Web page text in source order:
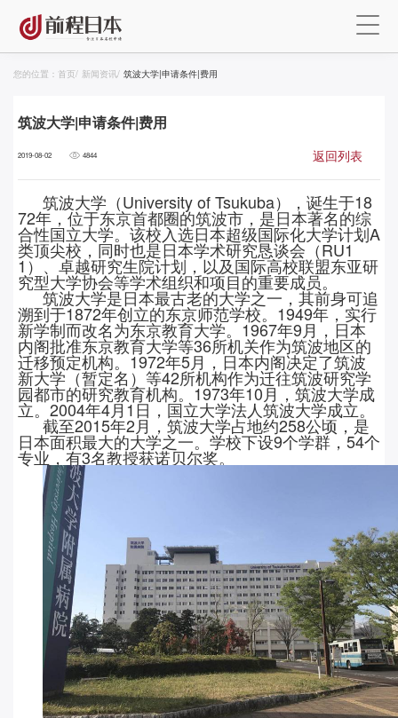
您的位置： 首页/ 新闻资讯/ 筑波大学|申请条件|费用
筑波大学|申请条件|费用
2019-08-02 4844 返回列表
筑波大学（University of Tsukuba），诞生于18
72年，位于东京首都圈的筑波市，是日本著名的综
合性国立大学。该校入选日本超级国际化大学计划A
类顶尖校，同时也是日本学术研究恳谈会（RU1
1）、卓越研究生院计划，以及国际高校联盟东亚研
究型大学协会等学术组织和项目的重要成员。
筑波大学是日本最古老的大学之一，其前身可追
溯到于1872年创立的东京师范学校。1949年，实行
新学制而改名为东京教育大学。1967年9月，日本
内阁批准东京教育大学等36所机关作为筑波地区的
迁移预定机构。1972年5月，日本内阁决定了筑波
新大学（暂定名）等42所机构作为迁往筑波研究学
园都市的研究教育机构。1973年10月，筑波大学成
立。2004年4月1日，国立大学法人筑波大学成立。
截至2015年2月，筑波大学占地约258公顷，是
日本面积最大的大学之一。学校下设9个学群，54个
专业，有3名教授获诺贝尔奖。